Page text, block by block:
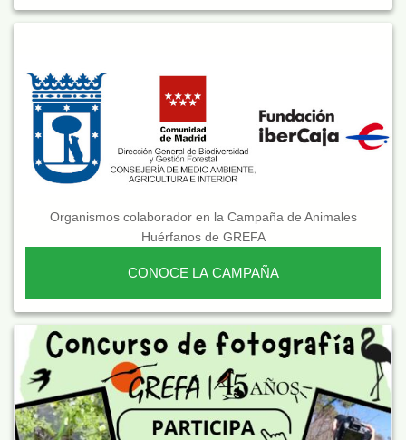
Organismos colaborador en la Campaña de Animales
Huérfanos de GREFA
CONOCE LA CAMPAÑA